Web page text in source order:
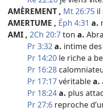
AMÈREMENT , Mt 26:75 il
AMERTUME , Éph 4:31 a.
AMI , 2Ch 20:7ton a.
Pr 3:32a. intime
Pr 14:20 le riche a
Pr 16:28
Pr 17:17véritablea.
Pr 18:24a. plus
Pr 27:6 reproche